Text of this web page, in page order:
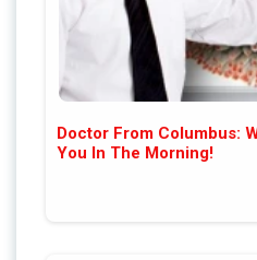
Doctor From Columbus:
You In The Morning!